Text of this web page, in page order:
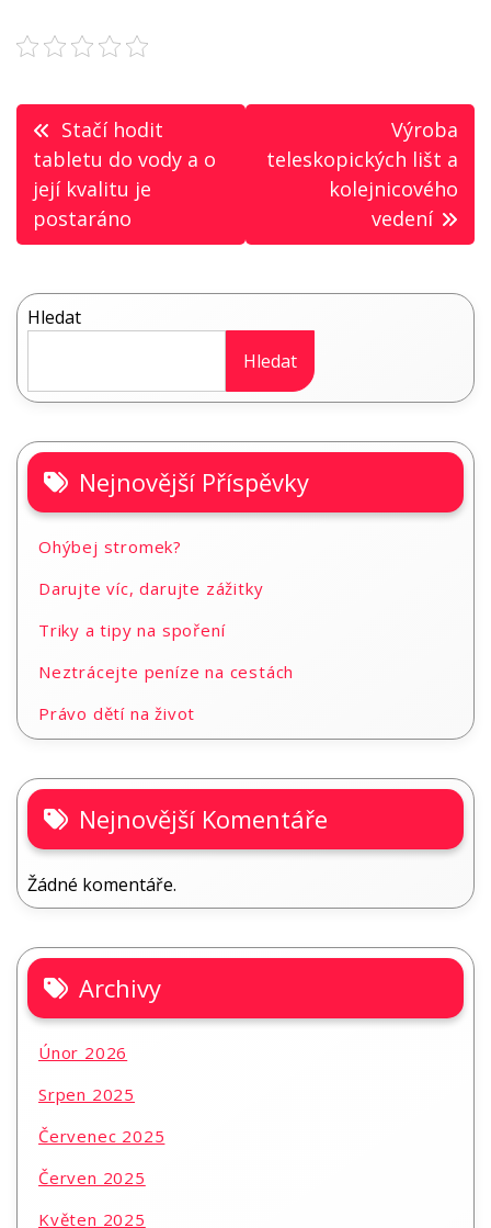
Navigace
pro
příspěvek
Stačí hodit
tabletu do vody a o
její kvalitu je
postaráno
Výroba
teleskopických lišt a
kolejnicového
vedení
Hledat
Hledat
Nejnovější Příspěvky
Ohýbej stromek?
Darujte víc, darujte zážitky
Triky a tipy na spoření
Neztrácejte peníze na cestách
Právo dětí na život
Nejnovější Komentáře
Žádné komentáře.
Archivy
Únor 2026
Srpen 2025
Červenec 2025
Červen 2025
Květen 2025